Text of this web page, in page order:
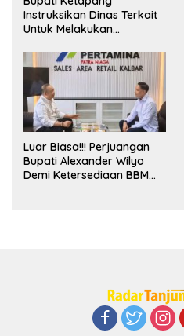
Instruksikan Dinas Terkait
Untuk Melakukan
Terkait Persoalan
BBM/LPG Subsidi
Luar Biasa!!! Perjuangan
Bupati Alexander Wilyo
Demi Ketersediaan BBM